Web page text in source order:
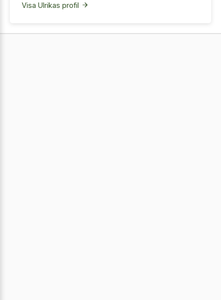
Visa Ulrikas profil